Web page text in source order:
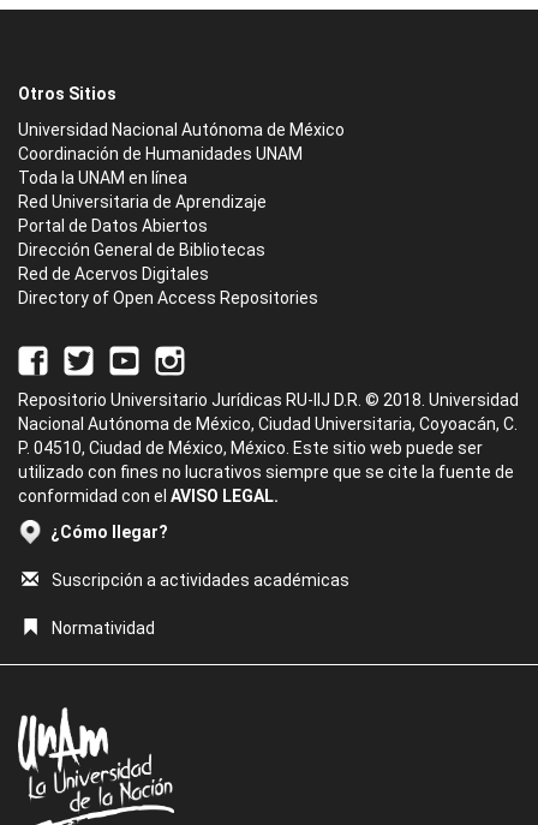
Otros Sitios
Universidad Nacional Autónoma de México
Coordinación de Humanidades UNAM
Toda la UNAM en línea
Red Universitaria de Aprendizaje
Portal de Datos Abiertos
Dirección General de Bibliotecas
Red de Acervos Digitales
Directory of Open Access Repositories
Repositorio Universitario Jurídicas RU-IIJ D.R. © 2018. Universidad
Nacional Autónoma de México, Ciudad Universitaria, Coyoacán, C.
P. 04510, Ciudad de México, México. Este sitio web puede ser
utilizado con fines no lucrativos siempre que se cite la fuente de
conformidad con el AVISO LEGAL.
¿Cómo llegar?
Suscripción a actividades académicas
Normatividad